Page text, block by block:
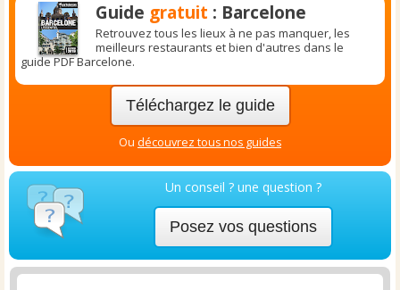
Guide gratuit : Barcelone
Retrouvez tous les lieux à ne pas manquer, les
meilleurs restaurants et bien d'autres dans le
guide PDF Barcelone.
Téléchargez le guide
Ou découvrez tous nos guides
Un conseil ? une question ?
Posez vos questions